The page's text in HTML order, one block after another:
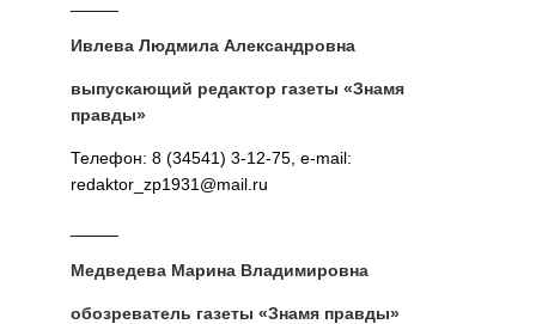
Ивлева Людмила Александровна
выпускающий редактор газеты «Знамя
правды»
Телефон: 8 (34541) 3-12-75, e-mail:
redaktor_zp1931@mail.ru
Медведева Марина Владимировна
обозреватель газеты «Знамя правды»